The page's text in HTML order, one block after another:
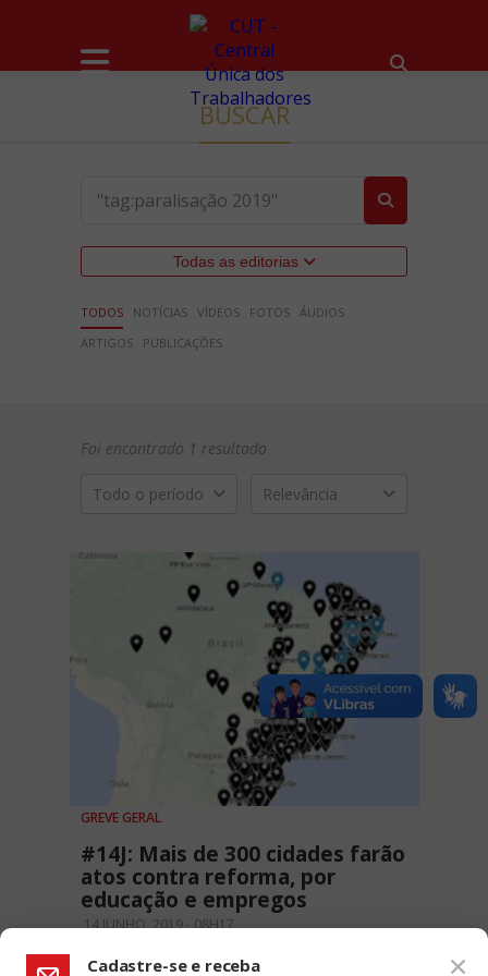
BUSCAR
Todas as editorias
TODOS NOTÍCIAS VÍDEOS FOTOS ÁUDIOS
ARTIGOS
PUBLICAÇÕES
Foi encontrado 1 resultado
Todo o período Relevância
GREVE GERAL
#14J: Mais de 300 cidades farão
atos contra reforma, por
educação e empregos
14 JUNHO, 2019 - 08H17
Cadastre-se e receba